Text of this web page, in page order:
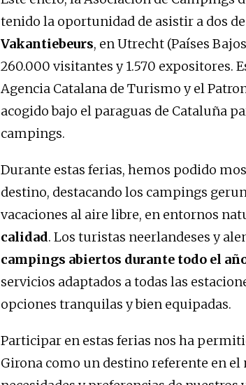
tenido la oportunidad de asistir a dos
Vakantiebeurs, en Utrecht (Países
260.000 visitantes y 1.570 expositores.
Agencia Catalana de Turismo y el
acogido bajo el paraguas de Cataluña
campings.
Durante estas ferias, hemos podido
destino, destacando los campings
vacaciones al aire libre, en entornos
calidad. Los turistas neerlandeses y
campings abiertos durante todo el
servicios adaptados a todas las
opciones tranquilas y bien equipadas.
Participar en estas ferias nos ha
Girona como un destino referente en